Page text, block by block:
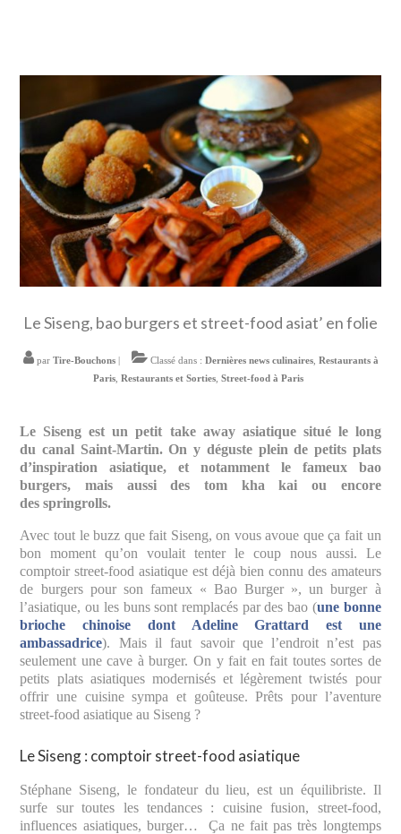
Le Siseng, bao burgers et street-food asiat’ en folie
par Tire-Bouchons| Classé dans : Dernières news culinaires, Restaurants à
Paris Restaurants et Sorties Street-food à Paris
Le Siseng est un petit take away asiatique situé le long
du canal Saint-Martin. On y déguste plein de petits plats
d’inspiration asiatique, et notamment le fameux bao
burgers, mais aussi des tom kha kai ou encore
des springrolls.
Avec tout le buzz que fait Siseng, on vous avoue que ça fait un
bon moment qu’on voulait tenter le coup nous aussi. Le
comptoir street-food asiatique est déjà bien connu des amateurs
de burgers pour son fameux « Bao Burger », un burger à
l’asiatique, ou les buns sont remplacés par des bao (une bonne
brioche chinoise dont Adeline Grattard est une
ambassadrice). Mais il faut savoir que l’endroit n’est pas
seulement une cave à burger. On y fait en fait toutes sortes de
petits plats asiatiques modernisés et légèrement twistés pour
offrir une cuisine sympa et goûteuse. Prêts pour l’aventure
street-food asiatique au Siseng ?
Le Siseng : comptoir street-food asiatique
Stéphane Siseng, le fondateur du lieu, est un équilibriste. Il
surfe sur toutes les tendances : cuisine fusion, street-food,
influences asiatiques, burger… Ça ne fait pas très longtemps